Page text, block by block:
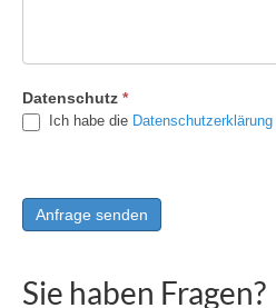
Datenschutz *
Ich habe die Datenschutzerklärung
Sie haben Fragen?